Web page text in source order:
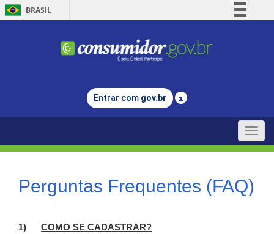
BRASIL
Comunica BR
Legislação
Entrar com gov.br
Toggle
Perguntas Frequentes (FAQ)
1) COMO SE CADASTRAR?